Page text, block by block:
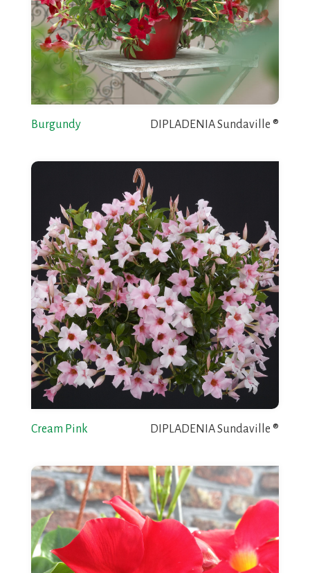
Burgundy DIPLADENIA Sundaville ®
Cream Pink DIPLADENIA Sundaville ®